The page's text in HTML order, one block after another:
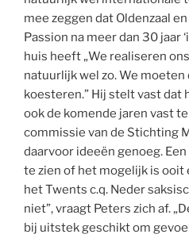
mee zeggen dat Oldenzaal
Passion na meer dan 30 jaar
huis heeft „We realiseren
natuurlijk wel zo. We
koesteren.” Hij stelt vast dat
ook de komende jaren vast
commissie van de Stichting
daarvoor ideeën genoeg.
te zien of het mogelijk is ooit
het Twents c.q. Neder
niet”, vraagt Peters zich af.
bij uitstek geschikt om